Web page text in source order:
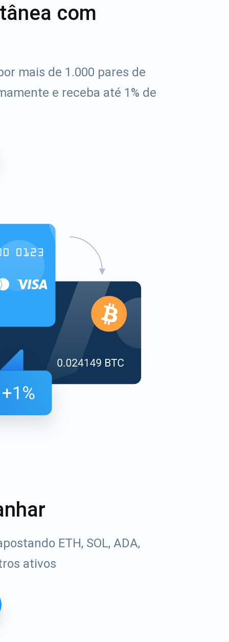
com
mais de 1.000 pares de
e receba até 1% de
ETH, SOL, ADA,
ativos
de